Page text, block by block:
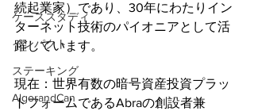
ケーススタディ
インパクト
ステーキング
AlgorandCan
続起業家）であり、30年にわたりイン
ターネット技術のパイオニアとして活
躍しています。
現在：世界有数の暗号資産投資プラッ
トフォームであるAbraの創設者兼